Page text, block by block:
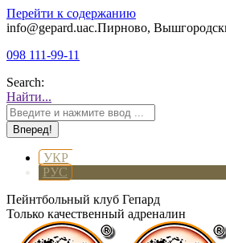
Перейти к содержанию
info@gepard.uaс.Пирново,
098 111-99-11
Search:
Найти...
УКР
РУС
Пейнтбольный клуб Гепард
Только качественный адреналин